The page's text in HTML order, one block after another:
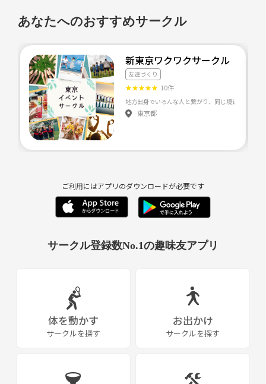
方（ 女性 30代）とともに 、方向性を練っているところで
できれば 2025年4月手前ぐらいからは募集をしたいと思っ
ております。 今しばらくお待ちください🙇
あなたへのおすすめサークル
新東京ワクワクサークル
友達づくり
★★★★★ 10件
東京都
ご利用にはアプリのダウンロードが必要です
サークル登録数No.1の趣味友アプリ
体を動かす
サークルを探す
お出かけ
サークルを探す